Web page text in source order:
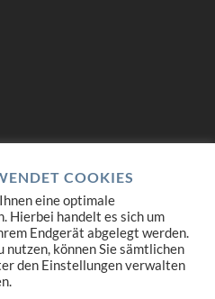
COOKIES
eine optimale
Hierbei handelt es sich um
Endgerät abgelegt werden.
können Sie sämtlichen
den Einstellungen verwalten